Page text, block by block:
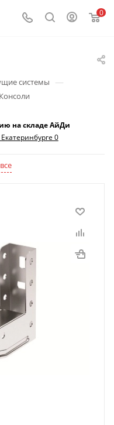
0
системы —
Консоли
на складе АйДи
Екатеринбурге 0